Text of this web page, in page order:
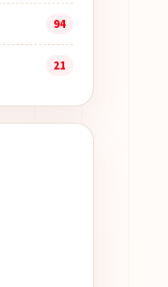
94
21